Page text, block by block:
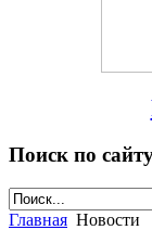
Поиск по
Главная Новости